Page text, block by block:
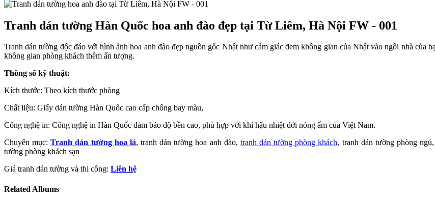
Tranh dán tường Hàn Quốc hoa anh đào đẹp tại Từ Liêm, Hà Nội FW - 001
Tranh dán tường độc đáo với hình ảnh hoa anh đào đẹp nguồn gốc Nhật như cảm giác đem không gian của Nhật vào ngôi nhà của
không gian phòng khách thêm ấn tượng.
Thông số kỹ thuật:
Kích thước: Theo kích thước phòng
Chất liệu: Giấy dán tường Hàn Quốc cao cấp chống bay màu,
Công nghệ in: Công nghệ in Hàn Quốc đảm bảo độ bền cao, phù hợp với khí hậu nhiệt đới nóng ẩm của Việt Nam.
Chuyên mục:Tranh dán tường hoa lá, tranh dán tường hoa anh đào, tranh dán tường phòng khách, tranh dán tường phòng
tường phòng khách sạn
Giá tranh dán tường và thi công: Liên hệ
Related Albums